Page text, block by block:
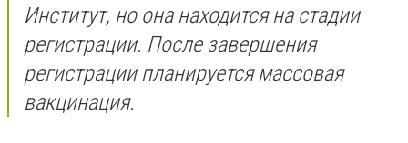
Институт, но она находится на стадии
регистрации. После завершения
регистрации планируется массовая
вакцинация.